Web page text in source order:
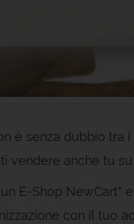
è senza dubbio tra
vendere anche tu
E-Shop NewCart*
con il tuo